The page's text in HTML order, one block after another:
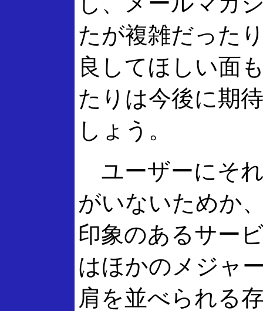
たが複雑だった
良してほしい面
たりは今後に期
しょう。
ユーザーにそ
がいないためか
印象のあるサー
はほかのメジャ
肩を並べられる